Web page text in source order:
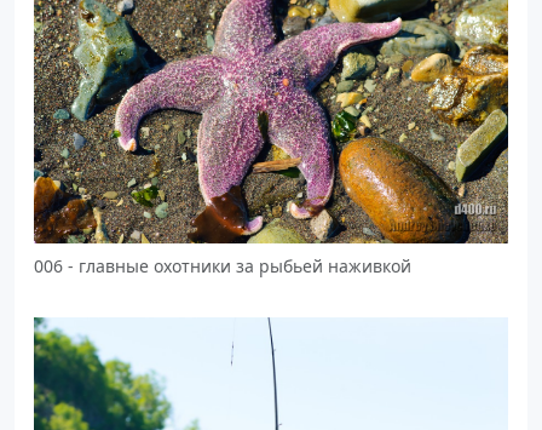
006 - главные охотники за рыбьей наживкой